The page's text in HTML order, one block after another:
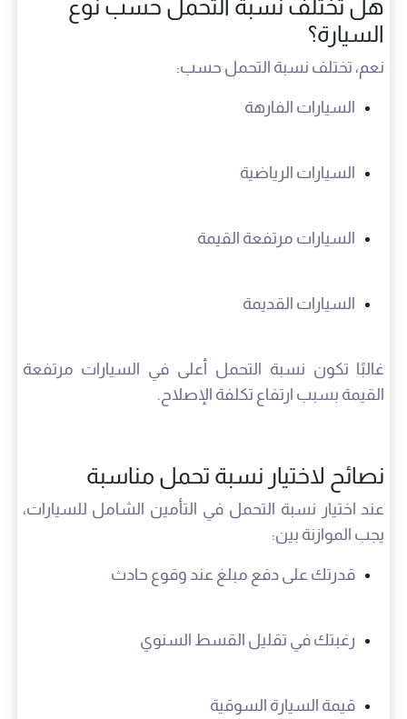
هل تختلف نسبة التحمل حسب نوع
السيارة؟
نعم، تختلف نسبة التحمل حسب:
السيارات الفارهة
السيارات الرياضية
السيارات مرتفعة القيمة
السيارات القديمة
غالبًا تكون نسبة التحمل أعلى في السيارات مرتفعة
القيمة بسبب ارتفاع تكلفة الإصلاح.
نصائح لاختيار نسبة تحمل مناسبة
عند اختيار نسبة التحمل في التأمين الشامل للسيارات،
يجب الموازنة بين:
قدرتك على دفع مبلغ عند وقوع حادث
رغبتك في تقليل القسط السنوي
قيمة السيارة السوقية